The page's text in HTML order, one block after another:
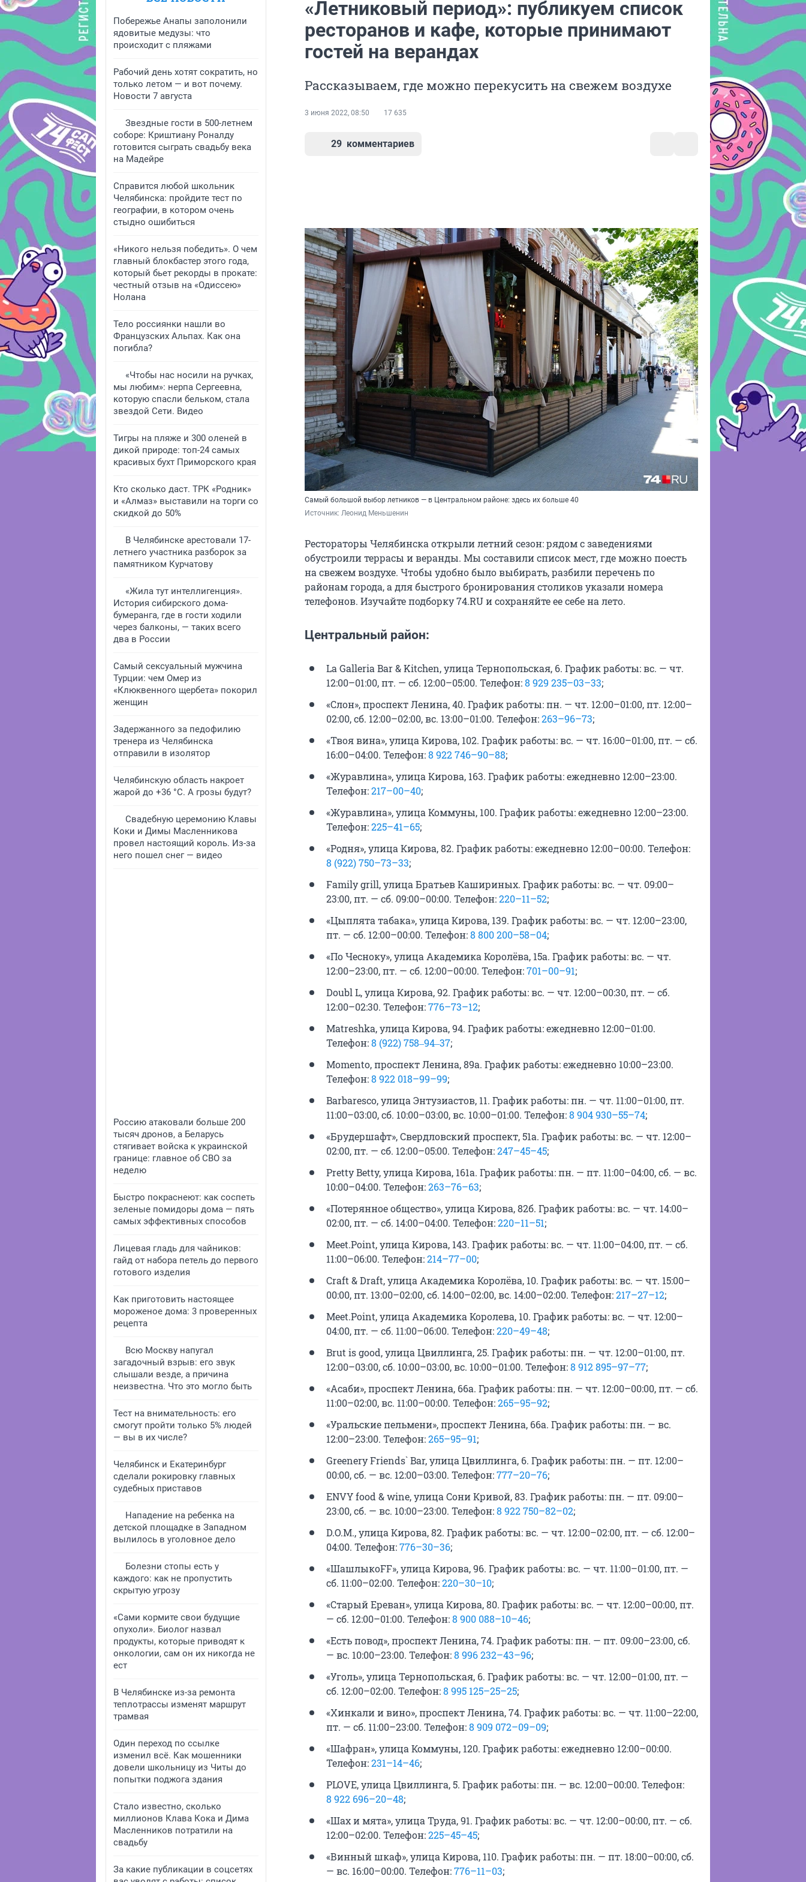
Побережье Анапы заполонили
ядовитые медузы: что
происходит с пляжами
Рабочий день хотят сократить, но
только летом — и вот почему.
Новости 7 августа
Звездные гости в 500-летнем
соборе: Криштиану Роналду
готовится сыграть свадьбу века
на Мадейре
Справится любой школьник
Челябинска: пройдите тест по
географии, в котором очень
стыдно ошибиться
«Никого нельзя победить». О чем
главный блокбастер этого года,
который бьет рекорды в прокате:
честный отзыв на «Одиссею»
Нолана
Тело россиянки нашли во
Французских Альпах. Как она
погибла?
«Чтобы нас носили на ручках,
мы любим»: нерпа Сергеевна,
которую спасли бельком, стала
звездой Сети. Видео
Тигры на пляже и 300 оленей в
дикой природе: топ-24 самых
красивых бухт Приморского края
Кто сколько даст. ТРК «Родник»
и «Алмаз» выставили на торги со
скидкой до 50%
В Челябинске арестовали 17-
летнего участника разборок за
памятником Курчатову
«Жила тут интеллигенция».
История сибирского дома-
бумеранга, где в гости ходили
через балконы, — таких всего
два в России
Самый сексуальный мужчина
Турции: чем Омер из
«Клюквенного щербета» покорил
женщин
Задержанного за педофилию
тренера из Челябинска
отправили в изолятор
Челябинскую область накроет
жарой до +36 °C. А грозы будут?
Свадебную церемонию Клавы
Коки и Димы Масленникова
провел настоящий король. Из-за
него пошел снег — видео
Россию атаковали больше 200
тысяч дронов, а Беларусь
стягивает войска к украинской
границе: главное об СВО за
неделю
Быстро покраснеют: как соспеть
зеленые помидоры дома — пять
самых эффективных способов
Лицевая гладь для чайников:
гайд от набора петель до первого
готового изделия
Как приготовить настоящее
мороженое дома: 3 проверенных
рецепта
Всю Москву напугал
загадочный взрыв: его звук
слышали везде, а причина
неизвестна. Что это могло быть
Тест на внимательность: его
смогут пройти только 5% людей
— вы в их числе?
Челябинск и Екатеринбург
сделали рокировку главных
судебных приставов
Нападение на ребенка на
детской площадке в Западном
вылилось в уголовное дело
Болезни стопы есть у
каждого: как не пропустить
скрытую угрозу
«Сами кормите свои будущие
опухоли». Биолог назвал
продукты, которые приводят к
онкологии, сам он их никогда не
ест
В Челябинске из-за ремонта
теплотрассы изменят маршрут
трамвая
Один переход по ссылке
изменил всё. Как мошенники
довели школьницу из Читы до
попытки поджога здания
Стало известно, сколько
миллионов Клава Кока и Дима
Масленников потратили на
свадьбу
За какие публикации в соцсетях
«Летниковый период»: публикуем список
ресторанов и кафе, которые принимают
гостей на верандах
Рассказываем, где можно перекусить на свежем воздухе
3 июня 2022, 08:50 17 635
29 комментариев
Самый большой выбор летников — в Центральном районе: здесь их больше 40
Источник: Леонид Меньшенин
Рестораторы Челябинска открыли летний сезон: рядом с заведениями
обустроили террасы и веранды. Мы составили список мест, где можно поесть
на свежем воздухе. Чтобы удобно было выбирать, разбили перечень по
районам города, а для быстрого бронирования столиков указали номера
телефонов. Изучайте подборку 74.RU и сохраняйте ее себе на лето.
Центральный район:
La Galleria Bar & Kitchen, улица Тернопольская, 6. График работы: вс. — чт.
12:00–01:00, пт. — сб. 12:00–05:00. Телефон:8 929 235–03–33;
«Слон», проспект Ленина, 40. График работы: пн. — чт. 12:00–01:00, пт. 12:00–
02:00, сб. 12:00–02:00, вс. 13:00–01:00. Телефон:263–96–73;
«Твоя вина», улица Кирова, 102. График работы: вс. — чт. 16:00–01:00, пт. — сб.
16:00–04:00. Телефон:8 922 746–90–88;
«Журавлина», улица Кирова, 163. График работы: ежедневно 12:00–23:00.
Телефон:217–00–40;
«Журавлина», улица Коммуны, 100. График работы: ежедневно 12:00–23:00.
Телефон:225–41–65;
«Родня», улица Кирова, 82. График работы: ежедневно 12:00–00:00. Телефон:
8 (922) 750–73–33;
Family grill, улица Братьев Кашириных. График работы: вс. — чт. 09:00–
23:00, пт. — сб. 09:00–00:00. Телефон:220–11–52;
«Цыплята табака», улица Кирова, 139. График работы: вс. — чт. 12:00–23:00,
пт. — сб. 12:00–00:00. Телефон:8 800 200–58–04;
«По Чесноку», улица Академика Королёва, 15а. График работы: вс. — чт.
12:00–23:00, пт. — сб. 12:00–00:00. Телефон:701–00–91;
Doubl L, улица Кирова, 92. График работы: вс. — чт. 12:00–00:30, пт. — сб.
12:00–02:30. Телефон:776–73–12;
Matreshka, улица Кирова, 94. График работы: ежедневно 12:00–01:00.
Телефон:8 (922) 758‒94‒37;
Momento, проспект Ленина, 89а. График работы: ежедневно 10:00–23:00.
Телефон:8 922 018–99–99;
Barbaresco, улица Энтузиастов, 11. График работы: пн. — чт. 11:00–01:00, пт.
11:00–03:00, сб. 10:00–03:00, вс. 10:00–01:00. Телефон:8 904 930–55–74;
«Брудершафт», Свердловский проспект, 51а. График работы: вс. — чт. 12:00–
02:00, пт. — сб. 12:00–05:00. Телефон:247–45–45;
Pretty Betty, улица Кирова, 161а. График работы: пн. — пт. 11:00–04:00, сб. — вс.
10:00–04:00. Телефон:263–76–63;
«Потерянное общество», улица Кирова, 82б. График работы: вс. — чт. 14:00–
02:00, пт. — сб. 14:00–04:00. Телефон:220–11–51;
Meet.Point, улица Кирова, 143. График работы: вс. — чт. 11:00–04:00, пт. — сб.
11:00–06:00. Телефон:214–77–00;
Craft & Draft, улица Академика Королёва, 10. График работы: вс. — чт. 15:00–
00:00, пт. 13:00–02:00, сб. 14:00–02:00, вс. 14:00–02:00. Телефон:217–27–12;
Meet.Point, улица Академика Королева, 10. График работы: вс. — чт. 12:00–
04:00, пт. — сб. 11:00–06:00. Телефон:220–49–48;
Brut is good, улица Цвиллинга, 25. График работы: пн. — чт. 12:00–01:00, пт.
12:00–03:00, сб. 10:00–03:00, вс. 10:00–01:00. Телефон:8 912 895–97–77;
«Асаби», проспект Ленина, 66а. График работы: пн. — чт. 12:00–00:00, пт. — сб.
11:00–02:00, вс. 11:00–00:00. Телефон:265–95–92;
«Уральские пельмени», проспект Ленина, 66а. График работы: пн. — вс.
12:00–23:00. Телефон:265–95–91;
Greenery Friends` Bar, улица Цвиллинга, 6. График работы: пн. — пт. 12:00–
00:00, сб. — вс. 12:00–03:00. Телефон:777–20–76;
ENVY food & wine, улица Сони Кривой, 83. График работы: пн. — пт. 09:00–
23:00, сб. — вс. 10:00–23:00. Телефон:8 922 750–82–02;
D.O.M., улица Кирова, 82. График работы: вс. — чт. 12:00–02:00, пт. — сб. 12:00–
04:00. Телефон:776–30–36;
«ШашлыкоFF», улица Кирова, 96. График работы: вс. — чт. 11:00–01:00, пт. —
сб. 11:00–02:00. Телефон:220–30–10;
«Старый Ереван», улица Кирова, 80. График работы: вс. — чт. 12:00–00:00, пт.
— сб. 12:00–01:00. Телефон:8 900 088–10–46;
«Есть повод», проспект Ленина, 74. График работы: пн. — пт. 09:00–23:00, сб.
— вс. 10:00–23:00. Телефон:8 996 232–43–96;
«Уголь», улица Тернопольская, 6. График работы: вс. — чт. 12:00–01:00, пт. —
сб. 12:00–02:00. Телефон:8 995 125–25–25;
«Хинкали и вино», проспект Ленина, 74. График работы: вс. — чт. 11:00–22:00,
пт. — сб. 11:00–23:00. Телефон:8 909 072–09–09;
«Шафран», улица Коммуны, 120. График работы: ежедневно 12:00–00:00.
Телефон:231–14–46;
PLOVE, улица Цвиллинга, 5. График работы: пн. — вс. 12:00–00:00. Телефон:
8 922 696–20–48;
«Шах и мята», улица Труда, 91. График работы: вс. — чт. 12:00–00:00, пт. — сб.
12:00–02:00. Телефон:225–45–45;
«Винный шкаф», улица Кирова, 110. График работы: пн. — пт. 18:00–00:00, сб.
— вс. 16:00–00:00. Телефон:776–11–03;